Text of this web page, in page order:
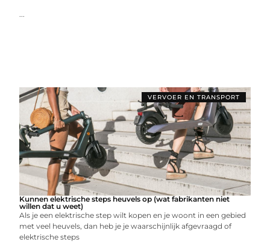
...
VERVOER EN TRANSPORT
Kunnen elektrische steps heuvels op (wat fabrikanten niet
willen dat u weet)
Als je een elektrische step wilt kopen en je woont in een gebied
met veel heuvels, dan heb je je waarschijnlijk afgevraagd of
elektrische steps